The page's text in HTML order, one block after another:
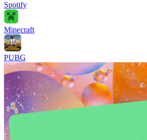
Spotify
Minecraft
PUBG